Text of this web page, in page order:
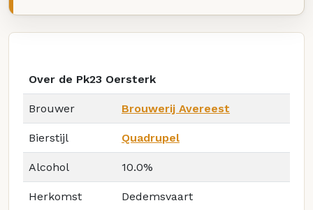
Over de Pk23 Oersterk
Brouwer Brouwerij Avereest
Bierstijl Quadrupel
Alcohol 10.0%
Herkomst Dedemsvaart